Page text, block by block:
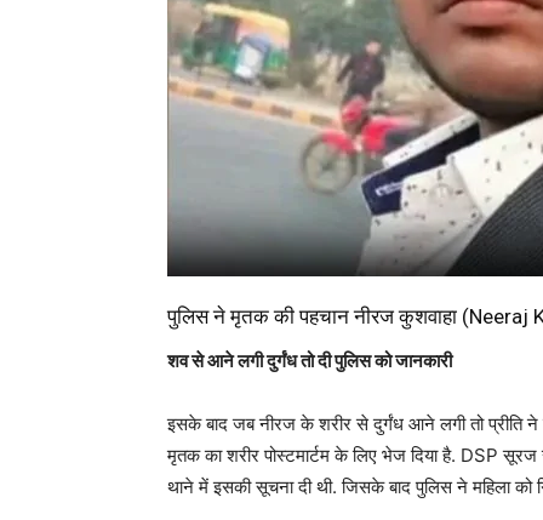
पुलिस ने मृतक की पहचान नीरज कुशवाहा
शव से आने लगी दुर्गंध तो दी पुलिस को जानकारी
इसके बाद जब नीरज के शरीर से दुर्गंध आने लगी तो प्रीति
मृतक का शरीर पोस्टमार्टम के लिए भेज दिया है. DSP सूरज
थाने में इसकी सूचना दी थी. जिसके बाद पुलिस ने महिला को